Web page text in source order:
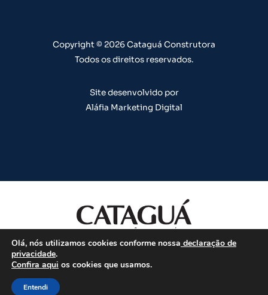
m t
Copyright © 2026 Cataguá Construtora
Todos os direitos reservados.
Site desenvolvido por
Aláfia Marketing Digital
Olá, nós utilizamos cookies conforme nossa declaração de
privacidade.
Confira aqui os cookies que usamos.
Entendi